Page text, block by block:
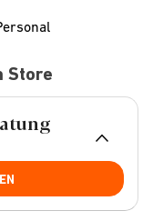
Store